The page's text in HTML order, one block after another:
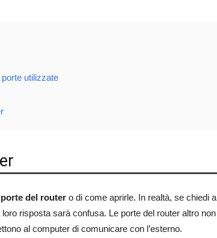
utilizzate
porte del router o di come aprirle. In realtà, se chiedi a
risposta sarà confusa. Le porte del router altro non
al computer di comunicare con l’esterno.